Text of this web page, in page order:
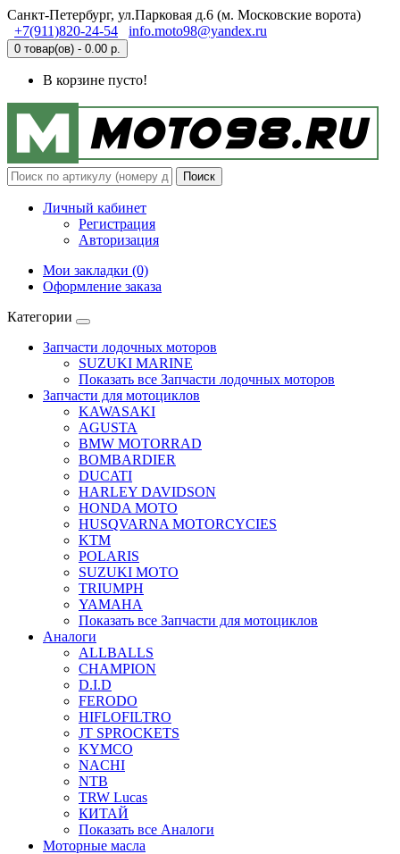
Санкт-Петербург, ул.Парковая д.6 (м. Московские ворота)
+7(911)820-24-54
info.moto98@yandex.ru
0 товар(ов) - 0.00 р.
В корзине пусто!
Поиск
Личный кабинет
Регистрация
Авторизация
Мои закладки (0)
Оформление заказа
Категории
Запчасти лодочных моторов
SUZUKI MARINE
Показать все Запчасти лодочных моторов
Запчасти для мотоциклов
KAWASAKI
AGUSTA
BMW MOTORRAD
BOMBARDIER
DUCATI
HARLEY DAVIDSON
HONDA MOTO
HUSQVARNA MOTORCYCIES
KTM
POLARIS
SUZUKI MOTO
TRIUMPH
YAMAHA
Показать все Запчасти для мотоциклов
Аналоги
ALLBALLS
CHAMPION
D.I.D
FERODO
HIFLOFILTRO
JT SPROCKETS
KYMCO
NACHI
NTB
TRW Lucas
КИТАЙ
Показать все Аналоги
Моторные масла